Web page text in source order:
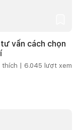
vấn cách chọn
| 6.045 lượt xem